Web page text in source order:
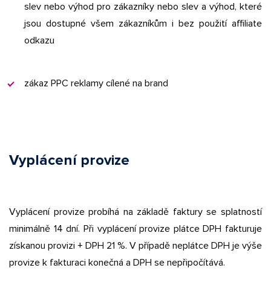
slev nebo výhod pro zákazníky nebo slev a výhod, které
jsou dostupné všem zákazníkům i bez použití affiliate
odkazu
zákaz PPC reklamy cílené na brand
Vyplácení provize
Vyplácení provize probíhá na základě faktury se splatností
minimálně 14 dní. Při vyplácení provize plátce DPH fakturuje
získanou provizi + DPH 21 %. V případě neplátce DPH je výše
provize k fakturaci konečná a DPH se nepřipočítává.